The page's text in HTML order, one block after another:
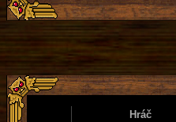
Hráč